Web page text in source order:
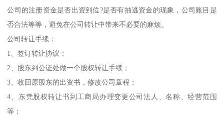
公司的注册资金是否出资到位?是否有抽逃资金的现象，公司账目是
否合法等等，避免在公司转让中带来不必要的麻烦。
公司转让手续：
1、签订转让协议；
2、股东到公证处做一个股权转让手续；
3、收回原股东的出资书，修改公司章程；
4、东凭股权转让书到工商局办理变更公司法人、名称、经营范围
等；